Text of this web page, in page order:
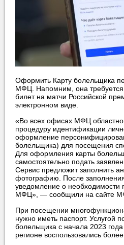
Оформить Карту болельщика
МФЦ. Напомним, она
билет на матчи Российской
электронном виде.
«Во всех офисах МФЦ
процедуру идентификации
оформление
болельщика) для посещения
Для оформления карты
самостоятельно подать
Сервис предложит заполнить
фотографию. После
уведомление о необходимости
МФЦ», — сообщили на сайте
При посещении
нужно иметь паспорт. Услугой
болельщика с начала 2023
регионе воспользовались